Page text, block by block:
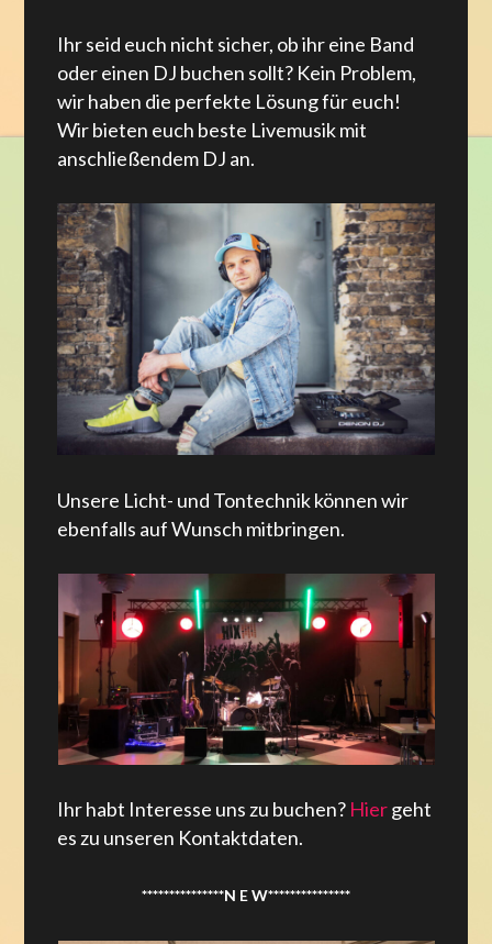
Ihr seid euch nicht sicher, ob ihr eine Band
oder einen DJ buchen sollt? Kein Problem,
wir haben die perfekte Lösung für euch!
Wir bieten euch beste Livemusik mit
anschließendem DJ an.
Unsere Licht- und Tontechnik können wir
ebenfalls auf Wunsch mitbringen.
Ihr habt Interesse uns zu buchen? Hiergeht
es zu unseren Kontaktdaten.
***************N E W***************